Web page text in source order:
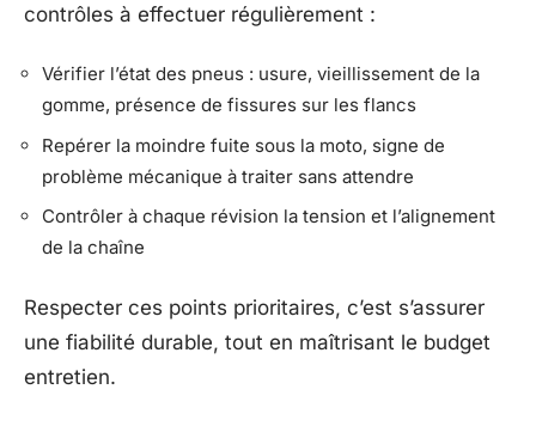
contrôles à effectuer régulièrement :
Vérifier l’état des pneus : usure, vieillissement de la
gomme, présence de fissures sur les flancs
Repérer la moindre fuite sous la moto, signe de
problème mécanique à traiter sans attendre
Contrôler à chaque révision la tension et l’alignement
de la chaîne
Respecter ces points prioritaires, c’est s’assurer
une fiabilité durable, tout en maîtrisant le budget
entretien.